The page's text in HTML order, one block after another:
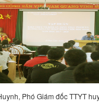
Phó Giám đốc TTYT